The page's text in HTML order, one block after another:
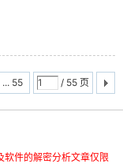
... 55 / 55 页
软件的解密分析文章仅限